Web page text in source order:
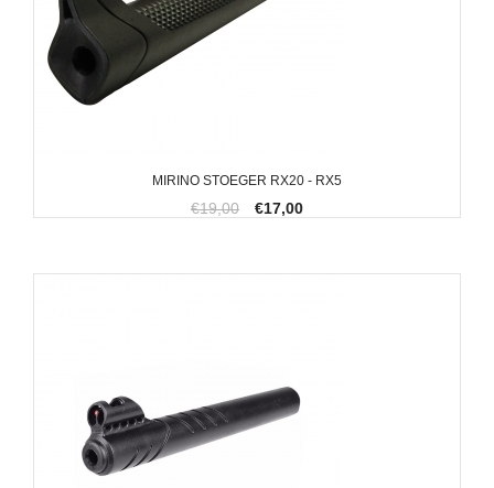
MIRINO STOEGER RX20 - RX5
€19,00 €17,00